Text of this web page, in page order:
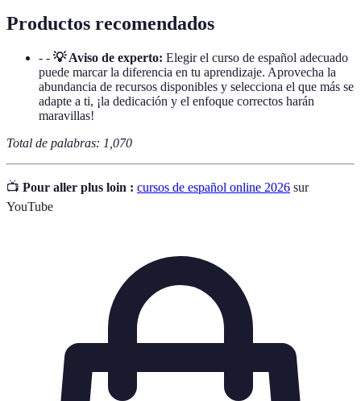
Productos recomendados
- - 💡 Aviso de experto: Elegir el curso de español adecuado
puede marcar la diferencia en tu aprendizaje. Aprovecha la
abundancia de recursos disponibles y selecciona el que más se
adapte a ti, ¡la dedicación y el enfoque correctos harán
maravillas!
Total de palabras: 1,070
📺 Pour aller plus loin : cursos de español online 2026 sur
YouTube